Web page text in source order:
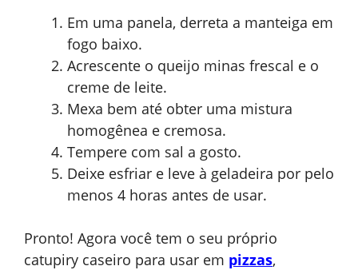
Em uma panela, derreta a manteiga em
fogo baixo.
Acrescente o queijo minas frescal e o
creme de leite.
Mexa bem até obter uma mistura
homogênea e cremosa.
Tempere com sal a gosto.
Deixe esfriar e leve à geladeira por pelo
menos 4 horas antes de usar.
Pronto! Agora você tem o seu próprio
catupiry caseiro para usar em pizzas,